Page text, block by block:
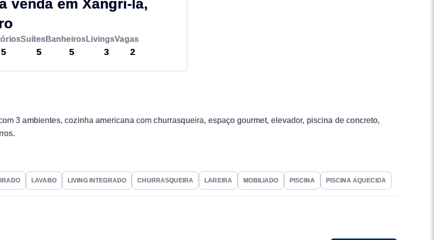
venda em Xangri-lá,
5
Suítes
5
Banheiros
5
Livings
3
Vagas
2
3 ambientes, cozinha americana com churrasqueira, espaço gourmet, elevador, piscina de concreto,
LAVABO LIVING INTEGRADO CHURRASQUEIRA LAREIRA MOBILIADO PISCINA PISCINA AQUECIDA